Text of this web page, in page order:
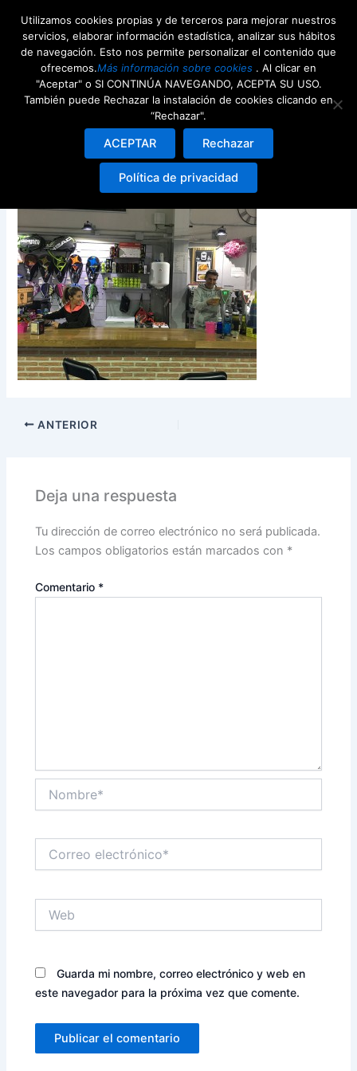
contenido
img-blog-trabaja-nosotros
Deja un comentario / Porwebdeenjoy/23rd noviembre
ANTERIOR
Deja una respuesta
Tu dirección de correo electrónico no será publicada.
Los campos obligatorios están marcados con *
Comentario *
electrónico*
Guarda mi nombre, correo electrónico y web en
este navegador para la próxima vez que comente.
Utilizamos cookies propias y de terceros para mejorar nuestros
servicios, elaborar información estadística, analizar sus hábitos
de navegación. Esto nos permite personalizar el contenido que
ofrecemos.Más información sobre cookies . Al clicar en
"Aceptar" o SI CONTINÚA NAVEGANDO, ACEPTA SU USO.
También puede Rechazar la instalación de cookies clicando en
“Rechazar".
ACEPTAR Rechazar
Política de privacidad